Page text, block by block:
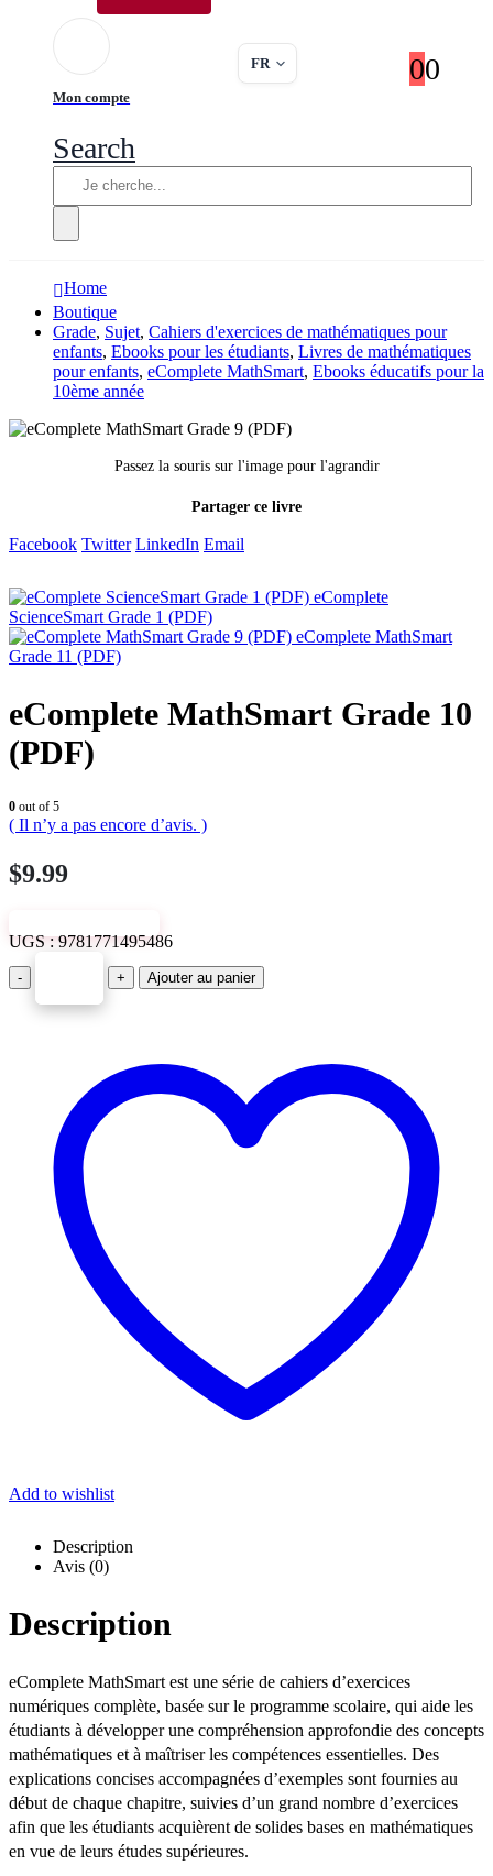
Mon compte
FR 00
Search
Home
Boutique
Grade, Sujet, Cahiers d'exercices de mathématiques pour
enfants, Ebooks pour les étudiants, Livres de mathématiques
pour enfants, eComplete MathSmart, Ebooks éducatifs pour la
10ème année
Passez la souris sur l'image pour l'agrandir
Partager ce livre
Facebook Twitter LinkedIn Email
eComplete
ScienceSmart Grade 1 (PDF)
eComplete MathSmart
Grade 11 (PDF)
eComplete MathSmart Grade 10
(PDF)
0 out of 5
( Il n’y a pas encore d’avis. )
$9.99
UGS :9781771495486
- + Ajouter au panier
Add to wishlist
Description
Avis (0)
Description
eComplete MathSmart est une série de cahiers d’exercices
numériques complète, basée sur le programme scolaire, qui aide les
étudiants à développer une compréhension approfondie des concepts
mathématiques et à maîtriser les compétences essentielles. Des
explications concises accompagnées d’exemples sont fournies au
début de chaque chapitre, suivies d’un grand nombre d’exercices
afin que les étudiants acquièrent de solides bases en mathématiques
en vue de leurs études supérieures.